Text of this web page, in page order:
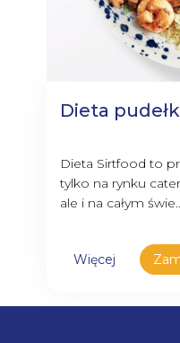
Dieta
Dieta Sirtfood to
tylko na rynku
ale i na całym świe...
Więcej